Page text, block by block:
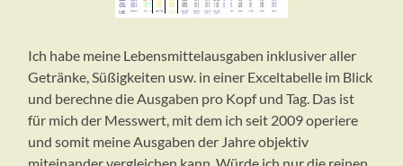
Ich habe meine Lebensmittelausgaben inklusiver aller
Getränke, Süßigkeiten usw. in einer Exceltabelle im Blick
und berechne die Ausgaben pro Kopf und Tag. Das ist
für mich der Messwert, mit dem ich seit 2009 operiere
und somit meine Ausgaben der Jahre objektiv
miteinander vergleichen kann. Würde ich nur die reinen